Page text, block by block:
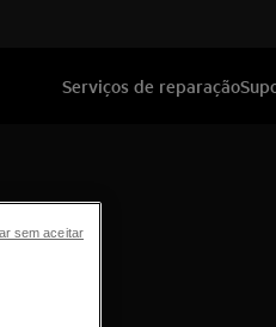
Serviços de reparação
sem aceitar